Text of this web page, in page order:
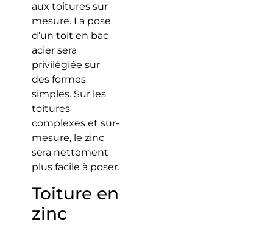
aux toitures sur
mesure. La pose
d’un toit en bac
acier sera
privilégiée sur
des formes
simples. Sur les
toitures
complexes et sur-
mesure, le zinc
sera nettement
plus facile à poser.
Toiture en
zinc